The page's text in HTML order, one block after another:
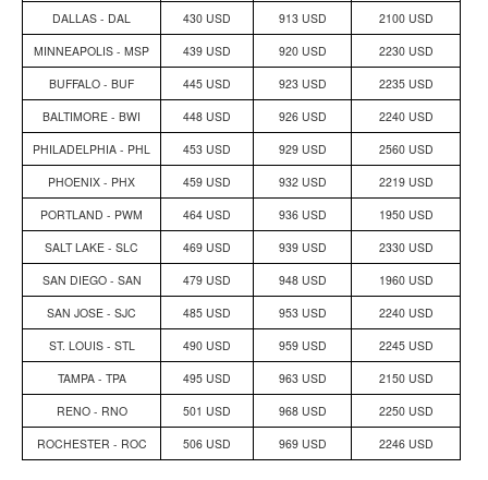
DALLAS - DAL
430 USD 913 USD
2100 USD
MINNEAPOLIS - MSP
439 USD 920 USD
2230 USD
BUFFALO - BUF
445 USD 923 USD
2235 USD
BALTIMORE - BWI
448 USD 926 USD
2240 USD
PHILADELPHIA - PHL
453 USD 929 USD
2560 USD
PHOENIX - PHX
459 USD 932 USD
2219 USD
PORTLAND - PWM
464 USD 936 USD
1950 USD
SALT LAKE - SLC
469 USD 939 USD
2330 USD
SAN DIEGO - SAN
479 USD 948 USD
1960 USD
SAN JOSE - SJC
485 USD 953 USD
2240 USD
ST. LOUIS - STL
490 USD 959 USD
2245 USD
TAMPA - TPA
495 USD 963 USD
2150 USD
RENO - RNO
501 USD 968 USD
2250 USD
ROCHESTER - ROC
506 USD 969 USD 2246 USD